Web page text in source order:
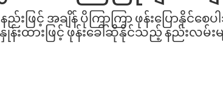
ဖြင့် အချိန် ပိုကြာကြာ ဖုန်းပြောနို
းထားဖြင့် ဖုန်းခေါ်ဆိုနိုင်သည့် နည်းလမ်း